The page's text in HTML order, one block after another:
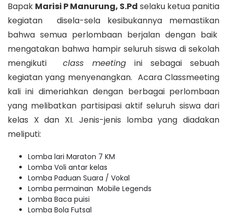
Bapak Marisi P Manurung, S.Pd selaku ketua panitia
kegiatan disela-sela kesibukannya memastikan
bahwa semua perlombaan berjalan dengan baik
mengatakan bahwa hampir seluruh siswa di sekolah
mengikuti class meetingini sebagai sebuah
kegiatan yang menyenangkan. Acara Classmeeting
kali ini dimeriahkan dengan berbagai perlombaan
yang melibatkan partisipasi aktif seluruh siswa dari
kelas X dan XI. Jenis-jenis lomba yang diadakan
meliputi:
Lomba lari Maraton 7 KM
Lomba Voli antar kelas
Lomba Paduan Suara / Vokal
Lomba permainan Mobile Legends
Lomba Baca puisi
Lomba Bola Futsal